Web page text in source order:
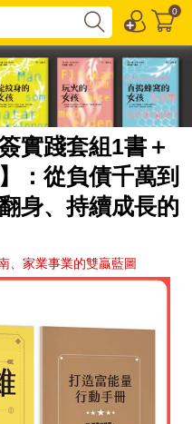
0
實踐套組1書＋
：從負債千萬到
身、持續成長的
、家業事業的雙贏藍圖